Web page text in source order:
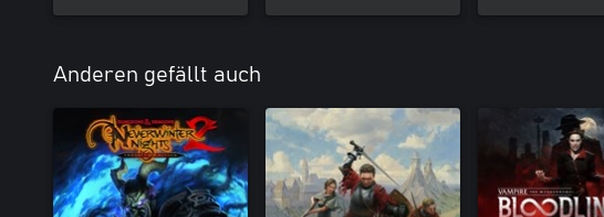
Anderen gefällt auch